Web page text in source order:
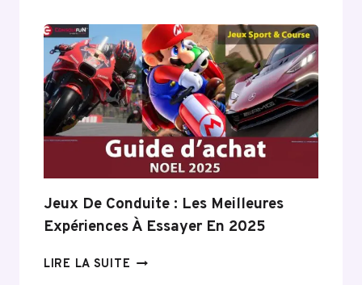
DERNIÈRE
GÉNÉRATION :
5
INNOVATIONS
TECHNOLOGIQUES
À
PRIVILÉGIER
Jeux De Conduite : Les Meilleures
Expériences À Essayer En 2025
LIRE LA SUITE JEUX